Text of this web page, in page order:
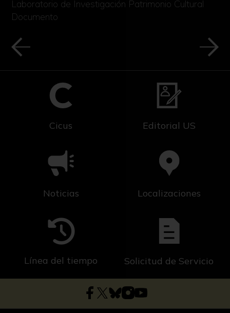
Laboratorio de Investigación Patrimonio Cultural
Documento
Cicus Editorial US
Noticias Localizaciones
Línea del tiempo Solicitud de Servicio